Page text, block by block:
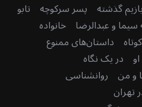
گذشته پسر سرکوچه تابو
و عبدالرضا خانواده
داستان‌های ممنوع
در یک نگاه
و من روانشناسی
تهران